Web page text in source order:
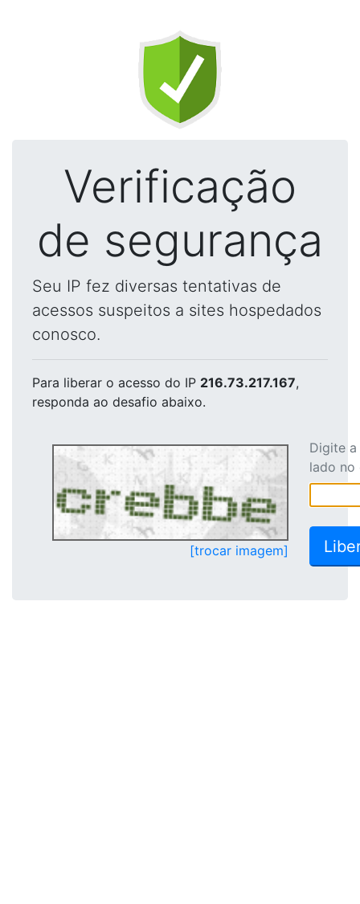
Verificação
de segurança
Seu IP fez diversas tentativas de
acessos suspeitos a sites hospedados
conosco.
Para liberar o acesso do IP 216.73.217.167,
responda ao desafio abaixo.
[trocar imagem]
Digite
lado no